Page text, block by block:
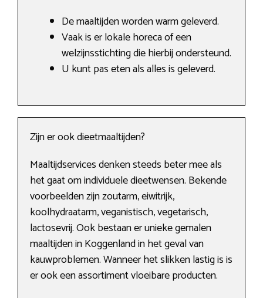
De maaltijden worden warm geleverd.
Vaak is er lokale horeca of een
welzijnsstichting die hierbij ondersteund.
U kunt pas eten als alles is geleverd.
Zijn er ook dieetmaaltijden?
Maaltijdservices denken steeds beter mee als
het gaat om individuele dieetwensen. Bekende
voorbeelden zijn zoutarm, eiwitrijk,
koolhydraatarm, veganistisch, vegetarisch,
lactosevrij. Ook bestaan er unieke gemalen
maaltijden in Koggenland in het geval van
kauwproblemen. Wanneer het slikken lastig is is
er ook een assortiment vloeibare producten.